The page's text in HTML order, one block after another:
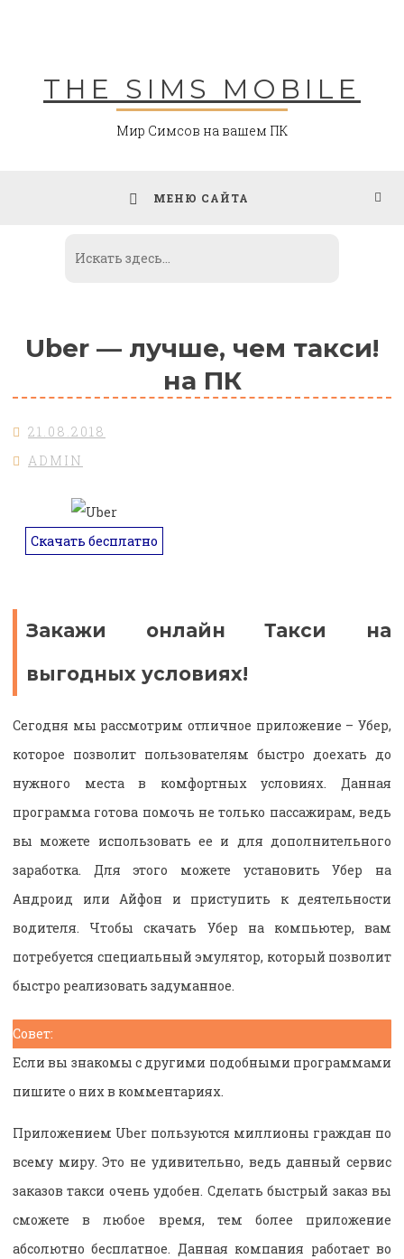
THE SIMS MOBILE
Мир Симсов на вашем ПК
МЕНЮ САЙТА
Uber — лучше, чем такси!
на ПК
21.08.2018
ADMIN
Скачать бесплатно
Закажи онлайн Такси на
выгодных условиях!
Сегодня мы рассмотрим отличное приложение – Убер,
которое позволит пользователям быстро доехать до
нужного места в комфортных условиях. Данная
программа готова помочь не только пассажирам, ведь
вы можете использовать ее и для дополнительного
заработка. Для этого можете установить Убер на
Андроид или Айфон и приступить к деятельности
водителя. Чтобы скачать Убер на компьютер, вам
потребуется специальный эмулятор, который позволит
быстро реализовать задуманное.
Совет:
Если вы знакомы с другими подобными программами
пишите о них в комментариях.
Приложением Uber пользуются миллионы граждан по
всему миру. Это не удивительно, ведь данный сервис
заказов такси очень удобен. Сделать быстрый заказ вы
сможете в любое время, тем более приложение
абсолютно бесплатное. Данная компания работает во